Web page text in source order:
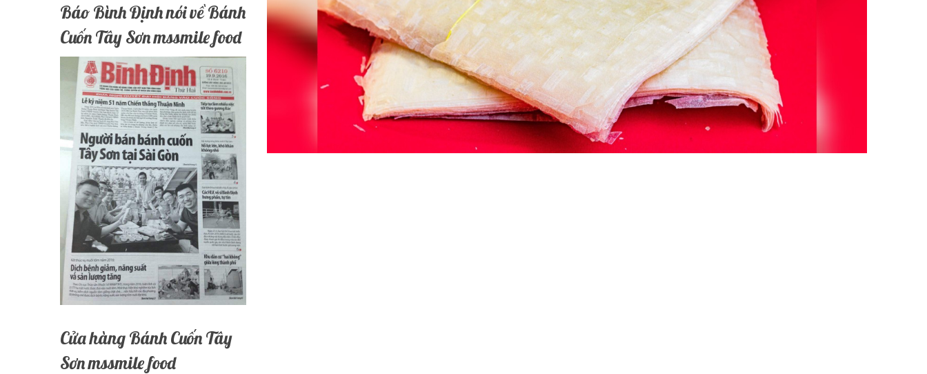
Báo Bình Định nói về Bánh
Cuốn Tây Sơn mssmile food
Cửa hàng Bánh Cuốn Tây
Sơn mssmile food